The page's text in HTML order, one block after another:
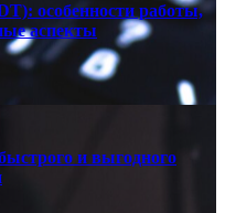
особенности работы,
аспекты
и выгодного